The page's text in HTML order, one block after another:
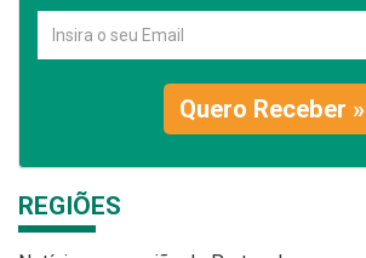
Quero Receber »
REGIÕES